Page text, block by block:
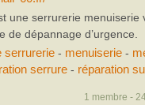
une serrurerie menuiserie
de dépannage d’urgence.
serrurerie- menuiserie-
serrure- réparation
1 membre -